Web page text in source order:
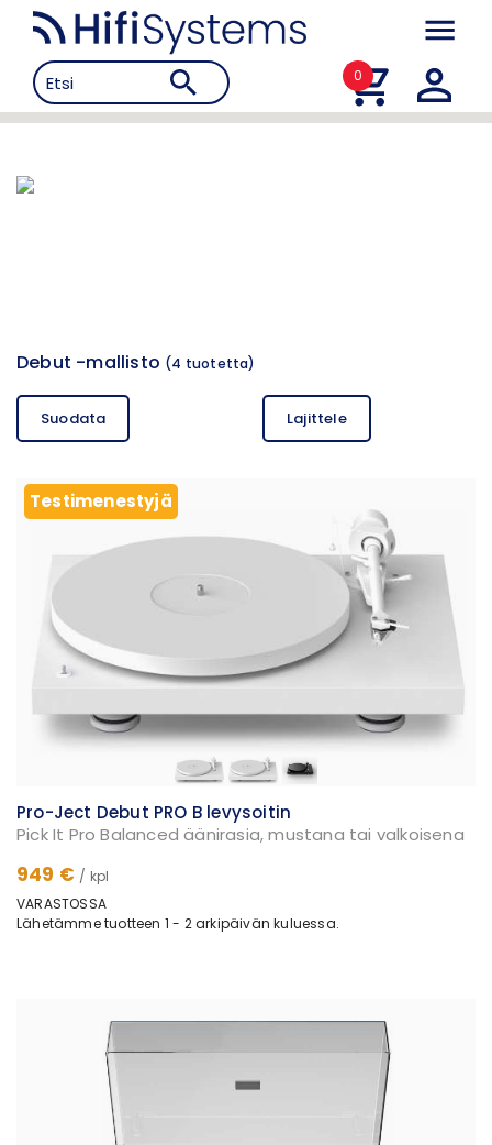
0
Debut -mallisto (4 tuotetta)
Suodata Lajittele
Testimenestyjä
Pro-Ject Debut PRO B levysoitin
Pick It Pro Balanced äänirasia, mustana tai valkoisena
949 € / kpl
VARASTOSSA
Lähetämme tuotteen 1 - 2 arkipäivän kuluessa.